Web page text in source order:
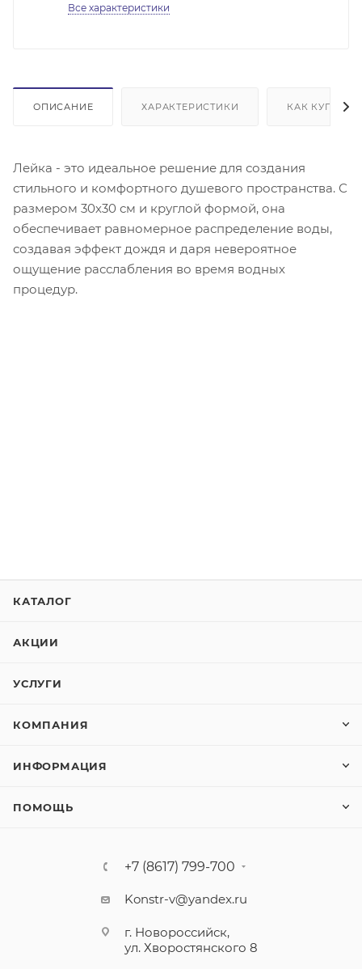
Все характеристики
ОПИСАНИЕ ХАРАКТЕРИСТИКИ КАК КУПИТЬ
Лейка - это идеальное решение для создания
стильного и комфортного душевого пространства. С
размером 30х30 см и круглой формой, она
обеспечивает равномерное распределение воды,
создавая эффект дождя и даря невероятное
ощущение расслабления во время водных
процедур.
КАТАЛОГ
АКЦИИ
УСЛУГИ
КОМПАНИЯ
ИНФОРМАЦИЯ
ПОМОЩЬ
+7 (8617) 799-700
Konstr-v@yandex.ru
г. Новороссийск,
ул. Хворостянского 8